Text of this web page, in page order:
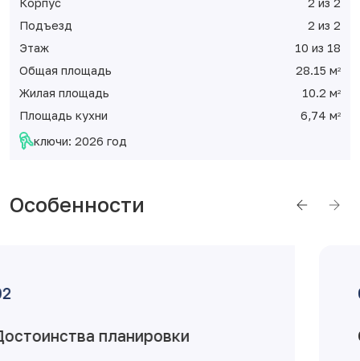
Корпус
2 из 2
Подъезд
2 из 2
Этаж
10 из 18
Общая площадь
28.15 м2
Жилая площадь 10.2 м2
Площадь кухни 6,74 м2
ключи: 2026 год
Особенности
Отделка от застройщика